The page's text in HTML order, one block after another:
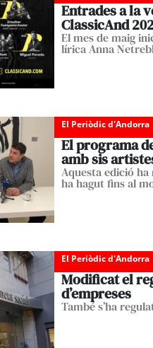
Entrades a la
ClassicAnd
El mes de maig
lírica Anna
El Periòdic d'Andorra
El programa
amb sis
Aquesta edició
ha hagut fins al
El Periòdic d'Andorra
Modificat el
d’empreses
També s’ha